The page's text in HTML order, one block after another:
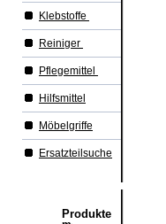
Klebstoffe
Reiniger
Pflegemittel
Hilfsmittel
Möbelgriffe
Ersatzteilsuche
Produkte